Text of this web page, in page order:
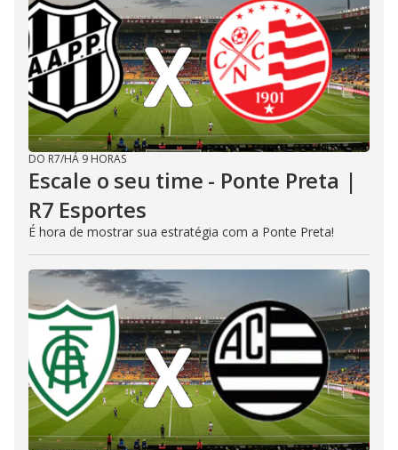
DO R7/HÁ 9 HORAS
Escale o seu time - Ponte Preta |
R7 Esportes
É hora de mostrar sua estratégia com a Ponte Preta!